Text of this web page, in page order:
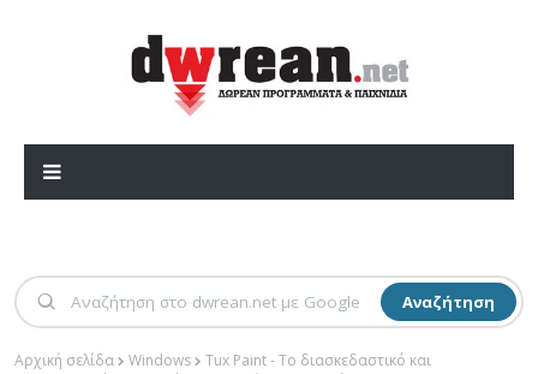
Αναζήτηση
Αρχική σελίδα Windows
Tux Paint - Το διασκεδαστικό και